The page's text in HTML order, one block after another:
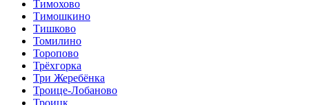
Тимохово
Тимошкино
Тишково
Томилино
Торопово
Трёхгорка
Три Жеребёнка
Троице-Лобаново